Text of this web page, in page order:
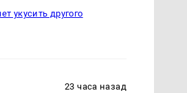
укусить другого
23 часа назад